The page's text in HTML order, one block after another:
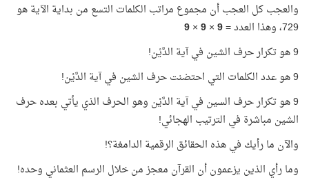
والعجب كل العجب أن مجموع مراتب الكلمات التسع من بداية الآية هو
729، وهذا العدد =
9
×
9
×
9
9 هو تكرار حرف الشين في آية الدَّيْن!
9 هو عدد الكلمات التي احتضنت حرف الشين في آية الدَّيْن!
9 هو تكرار حرف السين في آية الدَّيْن وهو الحرف الذي يأتي بعده حرف
الشين مباشرة في الترتيب الهجائي!
والآن ما رأيك في هذه الحقائق الرقمية الدامغة؟!
وما رأي الذين يزعمون أن القرآن معجز من خلال الرسم العثماني وحده!